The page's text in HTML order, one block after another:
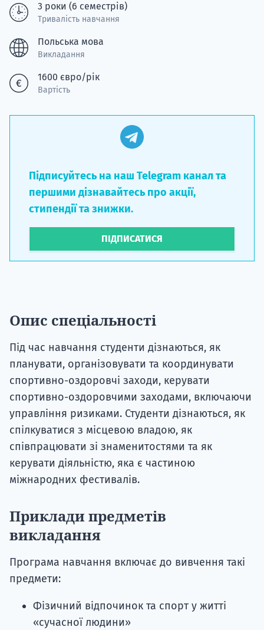
3 роки (6 семестрів)
Тривалість навчання
Польська мова
Викладання
1600 євро/рік
Вартість
Підписуйтесь на наш Telegram канал та
першими дізнавайтесь про акції,
стипендії та знижки.
ПІДПИСАТИСЯ
Опис спеціальності
Під час навчання студенти дізнаються, як
планувати, організовувати та координувати
спортивно-оздоровчі заходи, керувати
спортивно-оздоровчими заходами, включаючи
управління ризиками. Студенти дізнаються, як
спілкуватися з місцевою владою, як
співпрацювати зі знаменитостями та як
керувати діяльністю, яка є частиною
міжнародних фестивалів.
Приклади предметів
викладання
Програма навчання включає до вивчення такі
предмети:
Фізичний відпочинок та спорт у житті
«сучасної людини»